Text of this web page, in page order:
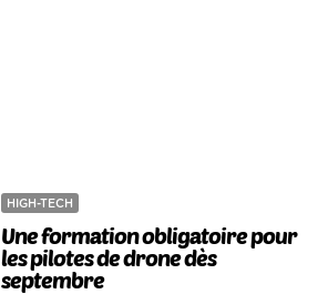
HIGH-TECH
Une formation obligatoire pour
les pilotes de drone dès
septembre